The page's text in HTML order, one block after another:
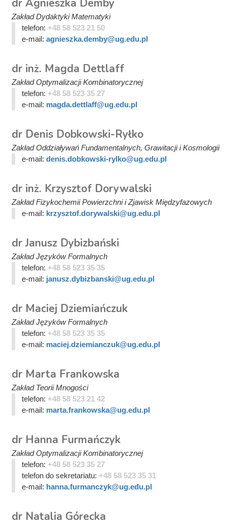
Zakład Dydaktyki Matematyki
telefon: +48 58 523 21 50
e-mail: agnieszka.demby@ug.edu.pl
dr inż. Magda Dettlaff
Zakład Optymalizacji Kombinatorycznej
telefon: +48 58 523 35 27
e-mail: magda.dettlaff@ug.edu.pl
dr Denis Dobkowski-Ryłko
Zakład Oddziaływań Fundamentalnych, Grawitacji i Kosmologii
e-mail: denis.dobkowski-rylko@ug.edu.pl
dr inż. Krzysztof Dorywalski
Zakład Fizykochemii Powierzchni i Zjawisk Międzyfazowych
e-mail: krzysztof.dorywalski@ug.edu.pl
dr Janusz Dybizbański
Zakład Języków Formalnych
telefon: +48 58 523 35 35
e-mail: janusz.dybizbanski@ug.edu.pl
dr Maciej Dziemiańczuk
Zakład Języków Formalnych
telefon: +48 58 523 35 35
e-mail: maciej.dziemianczuk@ug.edu.pl
dr Marta Frankowska
Zakład Teorii Mnogości
telefon: +48 58 523 21 42
e-mail: marta.frankowska@ug.edu.pl
dr Hanna Furmańczyk
Zakład Optymalizacji Kombinatorycznej
telefon: +48 58 523 35 27
telefon do sekretariatu: +48 58 523 35 31
e-mail: hanna.furmanczyk@ug.edu.pl
dr Natalia Górecka